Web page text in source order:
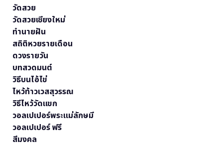
วัดสวย
วัดสวยเชียงใหม่
ทำนายฝัน
สถิติหวยรายเดือน
ดวงรายวัน
บทสวดมนต์
วิธีบนไอ้ไข่
ไหว้ท้าวเวสสุวรรณ
วิธีไหว้วัดแขก
วอลเปเปอร์พระแม่ลักษมี
วอลเปเปอร์ ฟรี
สีมงคล